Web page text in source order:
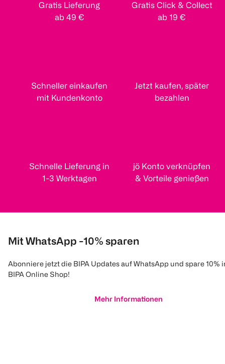
Gratis Lieferung
ab 49 €
Gratis Click & Collect
ab 19 €
Schneller einkaufen
mit Kundenkonto
Jetzt kaufen, später
bezahlen
Schnelle Lieferung in
1-3 Werktagen
jö Konto verknüpfen
& Vorteile genießen
Mit WhatsApp -10% sparen
Abonniere jetzt die BIPA Updates auf WhatsApp und spare 10%
BIPA Online Shop!
Mehr Informationen